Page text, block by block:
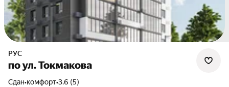
РУС
по ул. Токмакова
Сдан•комфорт•3.6 (5)